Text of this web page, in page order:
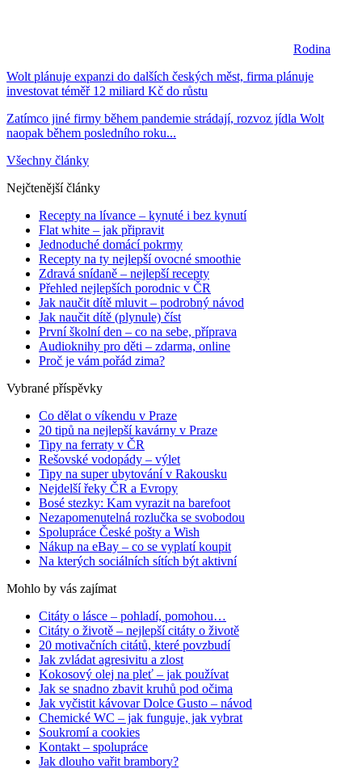
Rodina
Wolt plánuje expanzi do dalších českých měst, firma plánuje
investovat téměř 12 miliard Kč do růstu
Zatímco jiné firmy během pandemie strádají, rozvoz jídla Wolt
naopak během posledního roku...
Všechny články
Nejčtenější články
Recepty na lívance – kynuté i bez kynutí
Flat white – jak připravit
Jednoduché domácí pokrmy
Recepty na ty nejlepší ovocné smoothie
Zdravá snídaně – nejlepší recepty
Přehled nejlepších porodnic v ČR
Jak naučit dítě mluvit – podrobný návod
Jak naučit dítě (plynule) číst
První školní den – co na sebe, příprava
Audioknihy pro děti – zdarma, online
Proč je vám pořád zima?
Vybrané příspěvky
Co dělat o víkendu v Praze
20 tipů na nejlepší kavárny v Praze
Tipy na ferraty v ČR
Rešovské vodopády – výlet
Tipy na super ubytování v Rakousku
Nejdelší řeky ČR a Evropy
Bosé stezky: Kam vyrazit na barefoot
Nezapomenutelná rozlučka se svobodou
Spolupráce České pošty a Wish
Nákup na eBay – co se vyplatí koupit
Na kterých sociálních sítích být aktivní
Mohlo by vás zajímat
Citáty o lásce – pohladí, pomohou…
Citáty o životě – nejlepší citáty o životě
20 motivačních citátů, které povzbudí
Jak zvládat agresivitu a zlost
Kokosový olej na pleť – jak používat
Jak se snadno zbavit kruhů pod očima
Jak vyčistit kávovar Dolce Gusto – návod
Chemické WC – jak funguje, jak vybrat
Soukromí a cookies
Kontakt – spolupráce
Jak dlouho vařit brambory?